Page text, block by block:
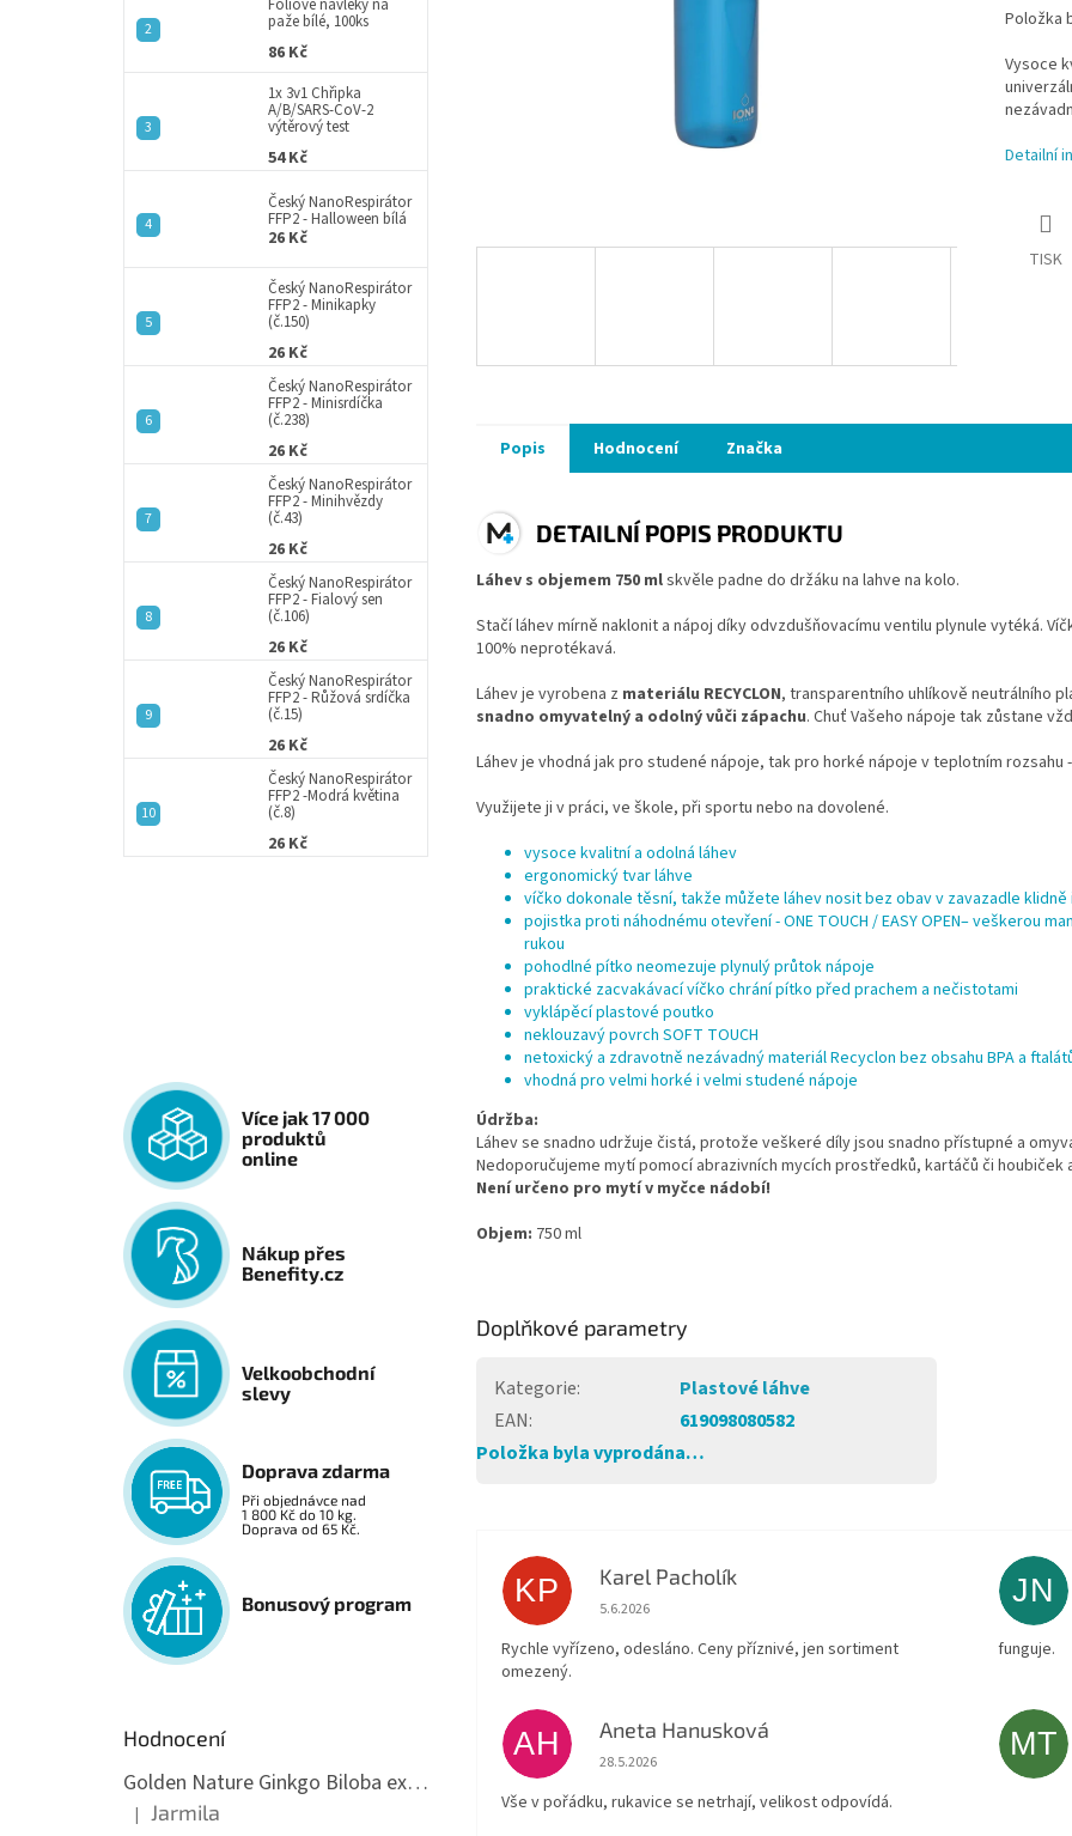
paže bílé, 100ks
86 Kč
1x 3v1 Chřipka
A/B/SARS-CoV-2
výtěrový test
54 Kč
Český NanoRespirátor
FFP2 - Halloween bílá
26 Kč
Český NanoRespirátor
FFP2 - Minikapky
(č.150)
26 Kč
Český NanoRespirátor
FFP2 - Minisrdíčka
(č.238)
26 Kč
Český NanoRespirátor
FFP2 - Minihvězdy
(č.43)
26 Kč
Český NanoRespirátor
FFP2 - Fialový sen
(č.106)
26 Kč
Český NanoRespirátor
FFP2 - Růžová srdíčka
(č.15)
26 Kč
Český NanoRespirátor
FFP2 -Modrá květina
(č.8)
26 Kč
Více jak 17 000
produktů
online
Nákup přes
Benefity.cz
Velkoobchodní
slevy
Doprava zdarma
Při objednávce nad
1 800 Kč do 10 kg.
Doprava od 65 Kč.
Bonusový program
Hodnocení
Golden Nature Ginkgo Biloba extrakt 50:1 60mg, 100 kapslí
Hodnocení produktu je 5 z 5 hvězdiček.
| Jarmila
Položka
Vysoce
Detailní
TISK
Popis Hodnocení Značka
DETAILNÍ POPIS PRODUKTU
Láhev s objemem 750 mlskvěle padne do držáku na lahve na kolo.
Stačí láhev mírně naklonit a nápoj díky odvzdušňovacímu ventilu plynule vytéká.
100% neprotékavá.
Láhev je vyrobena z materiálu RECYCLON, transparentního uhlíkově neutrálního
snadno omyvatelný a odolný vůči zápachu. Chuť Vašeho nápoje tak zůstane
Láhev je vhodná jak pro studené nápoje, tak pro horké nápoje v teplotním rozsahu -
Využijete ji v práci, ve škole, při sportu nebo na dovolené.
vysoce kvalitní a odolná láhev
ergonomický tvar láhve
víčko dokonale těsní, takže můžete láhev nosit bez obav v zavazadle klidně
pojistka proti náhodnému otevření - ONE TOUCH / EASY OPEN– veškerou
rukou
pohodlné pítko neomezuje plynulý průtok nápoje
praktické zacvakávací víčko chrání pítko před prachem a nečistotami
vyklápěcí plastové poutko
neklouzavý povrch SOFT TOUCH
netoxický a zdravotně nezávadný materiál Recyclon bez obsahu BPA a
vhodná pro velmi horké i velmi studené nápoje
Údržba:
Láhev se snadno udržuje čistá, protože veškeré díly jsou snadno přístupné a
Nedoporučujeme mytí pomocí abrazivních mycích prostředků, kartáčů či houbiček
Není určeno pro mytí v myčce nádobí!
Objem: 750 ml
Doplňkové parametry
Kategorie:
Plastové láhve
EAN:
619098080582
Položka byla vyprodána…
KP Karel Pacholík
Hodnocení obchodu je 4 z 5 hvězdiček.
5.6.2026
Rychle vyřízeno, odesláno. Ceny příznivé, jen sortiment
omezený.
JN
funguje.
AH Aneta Hanusková
Hodnocení obchodu je 5 z 5 hvězdiček.
28.5.2026
Vše v pořádku, rukavice se netrhají, velikost odpovídá.
MT